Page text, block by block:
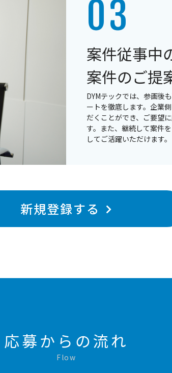
案件従事中
案件のご提
DYMテックでは、参画後
ートを徹底します。企業
だくことができ、ご要望
す。また、継続して案件
してご活躍いただけます。
新規登録する
応募からの流れ
Flow